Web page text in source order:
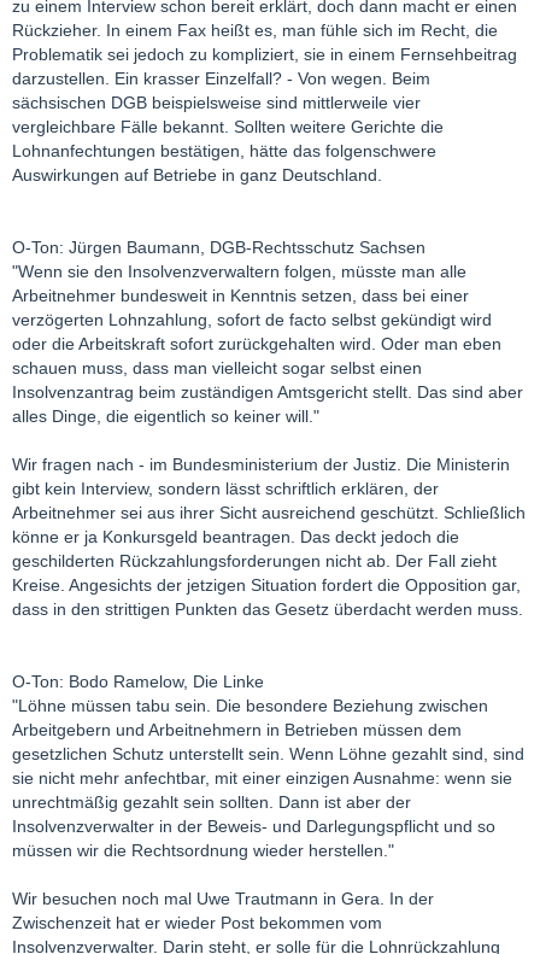
zu einem Interview schon bereit erklärt, doch dann macht er einen
Rückzieher. In einem Fax heißt es, man fühle sich im Recht, die
Problematik sei jedoch zu kompliziert, sie in einem Fernsehbeitrag
darzustellen. Ein krasser Einzelfall? - Von wegen. Beim
sächsischen DGB beispielsweise sind mittlerweile vier
vergleichbare Fälle bekannt. Sollten weitere Gerichte die
Lohnanfechtungen bestätigen, hätte das folgenschwere
Auswirkungen auf Betriebe in ganz Deutschland.
O-Ton: Jürgen Baumann, DGB-Rechtsschutz Sachsen
"Wenn sie den Insolvenzverwaltern folgen, müsste man alle
Arbeitnehmer bundesweit in Kenntnis setzen, dass bei einer
verzögerten Lohnzahlung, sofort de facto selbst gekündigt wird
oder die Arbeitskraft sofort zurückgehalten wird. Oder man eben
schauen muss, dass man vielleicht sogar selbst einen
Insolvenzantrag beim zuständigen Amtsgericht stellt. Das sind aber
alles Dinge, die eigentlich so keiner will."
Wir fragen nach - im Bundesministerium der Justiz. Die Ministerin
gibt kein Interview, sondern lässt schriftlich erklären, der
Arbeitnehmer sei aus ihrer Sicht ausreichend geschützt. Schließlich
könne er ja Konkursgeld beantragen. Das deckt jedoch die
geschilderten Rückzahlungsforderungen nicht ab. Der Fall zieht
Kreise. Angesichts der jetzigen Situation fordert die Opposition gar,
dass in den strittigen Punkten das Gesetz überdacht werden muss.
O-Ton: Bodo Ramelow, Die Linke
"Löhne müssen tabu sein. Die besondere Beziehung zwischen
Arbeitgebern und Arbeitnehmern in Betrieben müssen dem
gesetzlichen Schutz unterstellt sein. Wenn Löhne gezahlt sind, sind
sie nicht mehr anfechtbar, mit einer einzigen Ausnahme: wenn sie
unrechtmäßig gezahlt sein sollten. Dann ist aber der
Insolvenzverwalter in der Beweis- und Darlegungspflicht und so
müssen wir die Rechtsordnung wieder herstellen."
Wir besuchen noch mal Uwe Trautmann in Gera. In der
Zwischenzeit hat er wieder Post bekommen vom
Insolvenzverwalter. Darin steht, er solle für die Lohnrückzahlung